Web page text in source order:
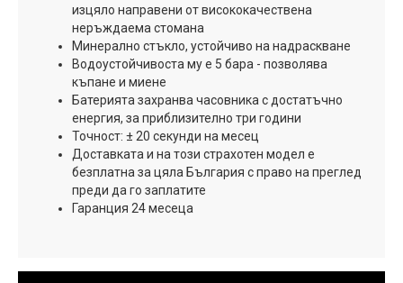
изцяло направени от висококачествена
неръждаема стомана
Минерално стъкло, устойчиво на надраскване
Водоустойчивоста му е 5 бара - позволява
къпане и миене
Батерията захранва часовника с достатъчно
енергия, за приблизително три години
Точност: ± 20 секунди на месец
Доставката и на този страхотен модел е
безплатна за цяла България с право на преглед
преди да го заплатите
Гаранция 24 месеца